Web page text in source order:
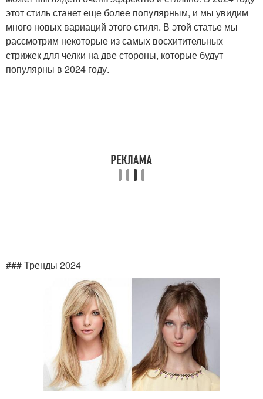
этот стиль станет еще более популярным, и мы увидим
много новых вариаций этого стиля. В этой статье мы
рассмотрим некоторые из самых восхитительных
стрижек для челки на две стороны, которые будут
популярны в 2024 году.
### Тренды 2024